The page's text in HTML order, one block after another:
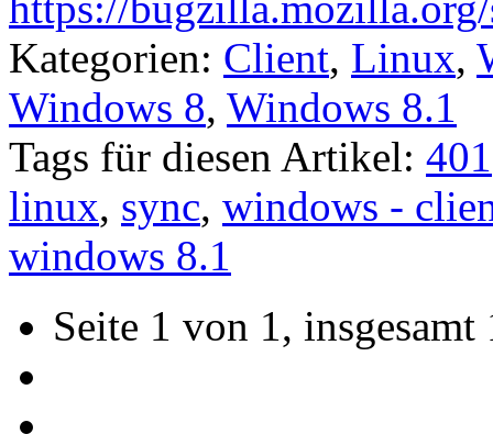
Kategorien: Client, Linux,
Windows 8, Windows 8.1
Tags für diesen Artikel: 401
linux, sync, windows -
windows 8.1
Seite 1 von 1, insgesamt